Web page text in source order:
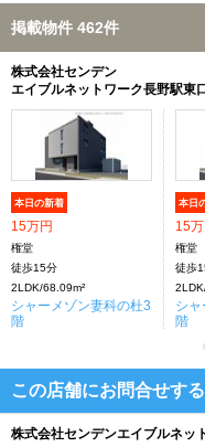
掲載物件 462件
株式会社センデン
エイブルネットワーク長野駅東
本日の新着
15万円
権堂
徒歩15分
2LDK/68.09m²
シャーメゾン妻科の杜3
階
本日
15万
権堂
徒歩
シ
階
この店舗にお問合せする
株式会社センデンエイブルネッ